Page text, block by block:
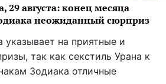
29 августа: конец месяца
неожиданный сюрприз
указывает на приятные и
так как секстиль Урана к
Зодиака отличные